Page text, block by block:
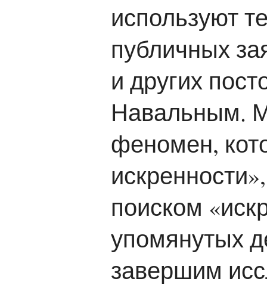
используют
публичных
и других
Навальным.
феномен,
поиском
упомянутых
завершим